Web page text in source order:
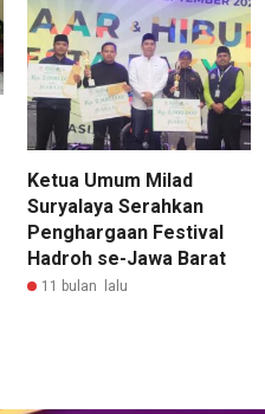
Ketua Umum Milad
Suryalaya Serahkan
Penghargaan Festival
Hadroh se-Jawa Barat
11 bulan lalu